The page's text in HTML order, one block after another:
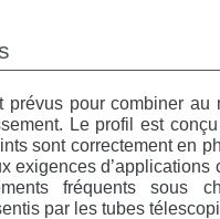
prévus pour combiner
Le profil est
sont correctement en
exigences
fréquents sous
par les tubes